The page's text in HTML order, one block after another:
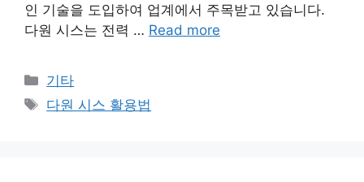
인 기술을 도입하여 업계에서 주목받고 있습니다.
다원 시스는 전력 … Read more
Categories
기타
Tags
다원 시스 활용법